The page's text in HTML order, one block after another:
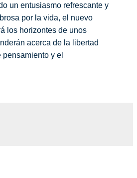
un entusiasmo refrescante y
por la vida, el nuevo
los horizontes de unos
acerca de la libertad
y el